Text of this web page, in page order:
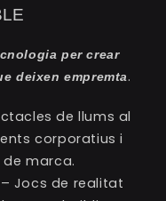
per crear
deixen empremta.
de llums al
corporatius i
marca.
– Jocs de realitat